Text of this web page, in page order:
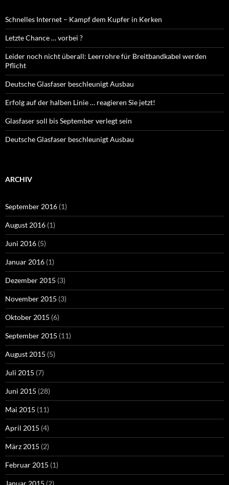
Schnelles Internet – Kampf dem Kupfer in Kerken
Letzte Chance … vorbei ?
Leider noch nicht überall: Leerrohre für Breitbandkabel werden
Pflicht
Deutsche Glasfaser beschleunigt Ausbau
Erfolg auf der halben Linie … reagieren Sie jetzt!
Glasfaser soll bis September verlegt sein
Deutsche Glasfaser beschleunigt Ausbau
ARCHIV
September 2016 (1)
August 2016 (1)
Juni 2016 (5)
Januar 2016 (1)
Dezember 2015 (3)
November 2015 (3)
Oktober 2015 (6)
September 2015 (11)
August 2015 (5)
Juli 2015 (7)
Juni 2015 (28)
Mai 2015 (11)
April 2015 (4)
März 2015 (2)
Februar 2015 (1)
Januar 2015 (2)